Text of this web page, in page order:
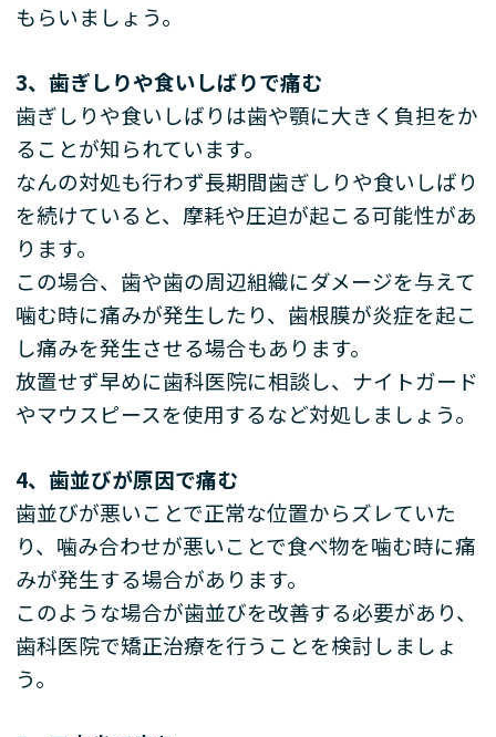
もらいましょう。
3、歯ぎしりや食いしばりで痛む
歯ぎしりや食いしばりは歯や顎に大きく負担をか
ることが知られています。
なんの対処も行わず長期間歯ぎしりや食いしばり
を続けていると、摩耗や圧迫が起こる可能性があ
ります。
この場合、歯や歯の周辺組織にダメージを与えて
噛む時に痛みが発生したり、歯根膜が炎症を起こ
し痛みを発生させる場合もあります。
放置せず早めに歯科医院に相談し、ナイトガード
やマウスピースを使用するなど対処しましょう。
4、歯並びが原因で痛む
歯並びが悪いことで正常な位置からズレていた
り、噛み合わせが悪いことで食べ物を噛む時に痛
みが発生する場合があります。
このような場合が歯並びを改善する必要があり、
歯科医院で矯正治療を行うことを検討しましょ
う。